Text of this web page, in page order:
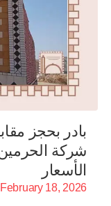
بادر بحجز
شركة
الأسعار
February 18, 2026